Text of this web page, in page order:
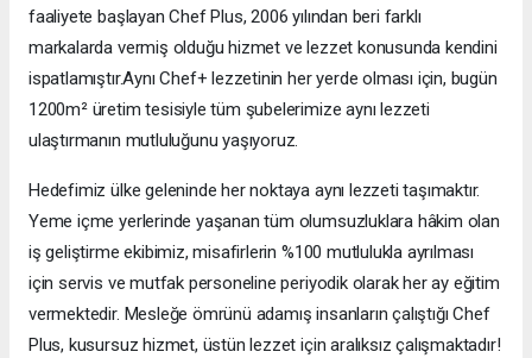
faaliyete başlayan Chef Plus, 2006 yılından beri farklı
markalarda vermiş olduğu hizmet ve lezzet konusunda kendini
ispatlamıştır.Aynı Chef+ lezzetinin her yerde olması için, bugün
1200m² üretim tesisiyle tüm şubelerimize aynı lezzeti
ulaştırmanın mutluluğunu yaşıyoruz.
Hedefimiz ülke geleninde her noktaya aynı lezzeti taşımaktır.
Yeme içme yerlerinde yaşanan tüm olumsuzluklara hâkim olan
iş geliştirme ekibimiz, misafirlerin %100 mutlulukla ayrılması
için servis ve mutfak personeline periyodik olarak her ay eğitim
vermektedir. Mesleğe ömrünü adamış insanların çalıştığı Chef
Plus, kusursuz hizmet, üstün lezzet için aralıksız çalışmaktadır!